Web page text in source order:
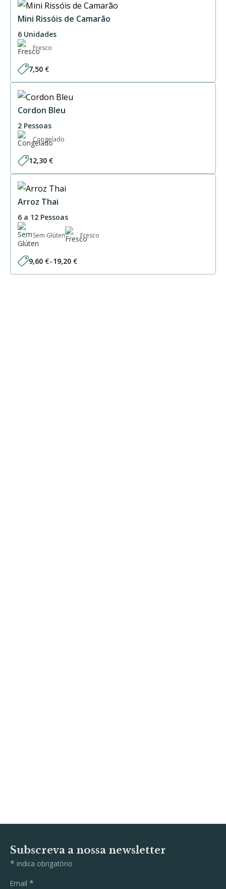
through
88,20 €
Mini Rissóis de Camarão
6 Unidades
Fresco
7,50 €
Cordon Bleu
2 Pessoas
Congelado
12,30 €
Arroz Thai
6 a 12 Pessoas
Sem Glúten Fresco
9,60 €–19,20 €
Price
range:
Subscreva a nossa newsletter
* indica obrigatório
Email *